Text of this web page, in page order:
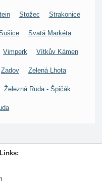
Stožec Strakonice
Svatá Markéta
Vimperk Vítkův Kámen
Zadov Zelená Lhota
Železná Ruda - Špičák